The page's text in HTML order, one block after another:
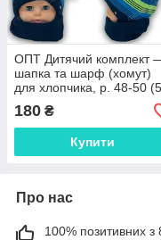
ОПТ Дитячий комплект
шапка та шарф (хомут)
для хлопчика, р. 48-50 (5
шт./набір)
180 ₴
Купити
Про нас
100% позитивних з 8